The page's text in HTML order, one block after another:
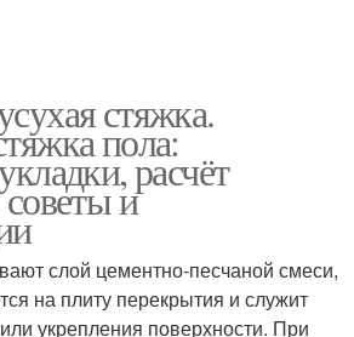
стяжка.
пола:
расчёт
и
слой цементно-песчаной смеси,
на плиту перекрытия и служит
укрепления поверхности. При